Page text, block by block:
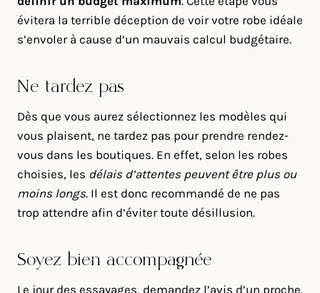
évitera la terrible déception de voir votre robe idéale
s’envoler à cause d’un mauvais calcul budgétaire.
Ne tardez pas
Dès que vous aurez sélectionnez les modèles qui
vous plaisent, ne tardez pas pour prendre rendez-
vous dans les boutiques. En effet, selon les robes
choisies, les délais d’attentes peuvent être plus ou
moins longs. Il est donc recommandé de ne pas
trop attendre afin d’éviter toute désillusion.
Soyez bien accompagnée
Le jour des essayages, demandez l’avis d’un proche.